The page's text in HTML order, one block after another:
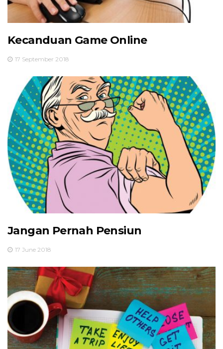
Kecanduan Game Online
17 September 2018
Jangan Pernah Pensiun
17 June 2018